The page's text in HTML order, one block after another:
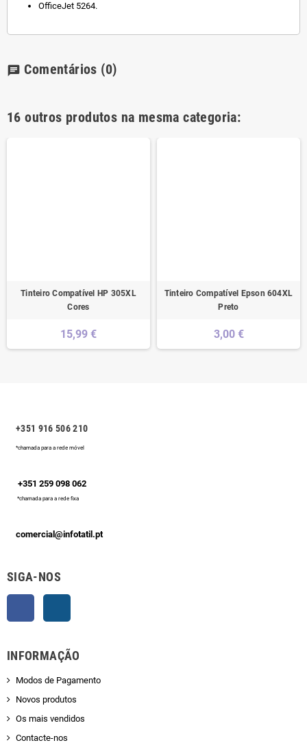
OfficeJet 5264.
chat Comentários (0)
16 outros produtos na mesma categoria:
Tinteiro Compatível HP 305XL
Cores
15,99 €
Tinteiro Compatível Epson 604XL
Preto
3,00 €
+351 916 506 210
*chamada para a rede móvel
+351 259 098 062
*chamada para a rede fixa
comercial@infotatil.pt
SIGA-NOS
INFORMAÇÃO
Modos de Pagamento
Novos produtos
Os mais vendidos
Contacte-nos